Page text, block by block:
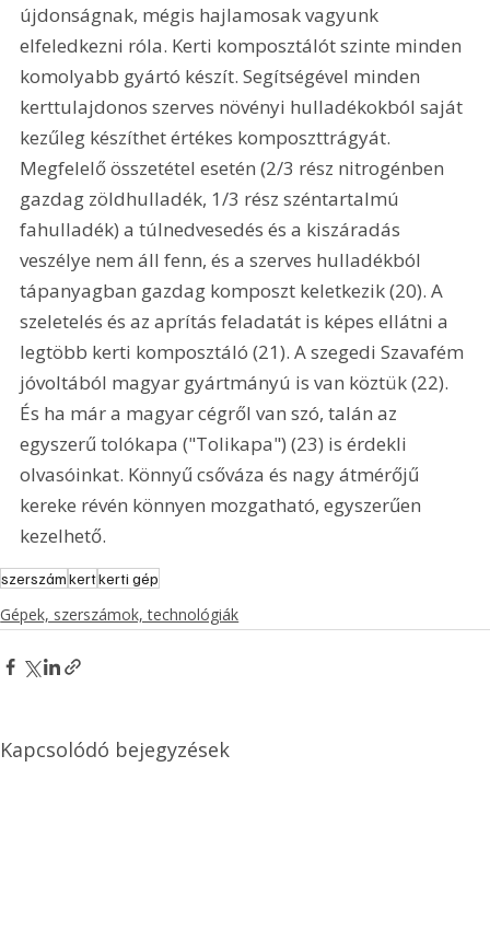
újdonságnak, mégis hajlamosak vagyunk
elfeledkezni róla. Kerti komposztálót szinte minden
komolyabb gyártó készít. Segítségével minden
kerttulajdonos szerves növényi hulladékokból saját
kezűleg készíthet értékes komposzttrágyát.
Megfelelő összetétel esetén (2/3 rész nitrogénben
gazdag zöldhulladék, 1/3 rész széntartalmú
fahulladék) a túlnedvesedés és a kiszáradás
veszélye nem áll fenn, és a szerves hulladékból
tápanyagban gazdag komposzt keletkezik (20). A
szeletelés és az aprítás feladatát is képes ellátni a
legtöbb kerti komposztáló (21). A szegedi Szavafém
jóvoltából magyar gyártmányú is van köztük (22).
És ha már a magyar cégről van szó, talán az
egyszerű tolókapa ("Tolikapa") (23) is érdekli
olvasóinkat. Könnyű csőváza és nagy átmérőjű
kereke révén könnyen mozgatható, egyszerűen
kezelhető.
szerszámkertkerti gép
Gépek, szerszámok, technológiák
Kapcsolódó bejegyzések